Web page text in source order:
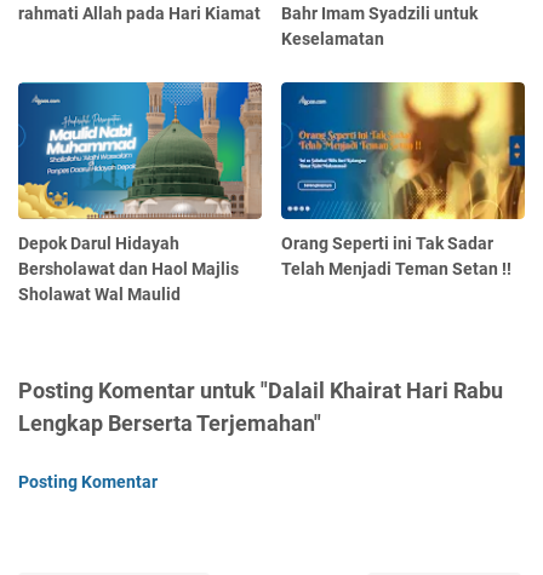
rahmati Allah pada Hari Kiamat
Bahr Imam Syadzili untuk
Keselamatan
Depok Darul Hidayah
Bersholawat dan Haol Majlis
Sholawat Wal Maulid
Orang Seperti ini Tak Sadar
Telah Menjadi Teman Setan !!
Posting Komentar untuk "Dalail Khairat Hari Rabu
Lengkap Berserta Terjemahan"
Posting Komentar